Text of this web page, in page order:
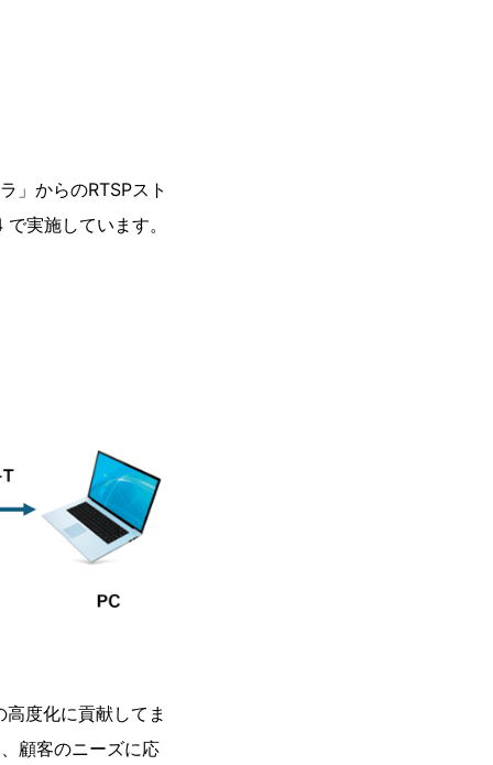
」からのRTSPスト
実施しています。
度化に貢献してま
顧客のニーズに応